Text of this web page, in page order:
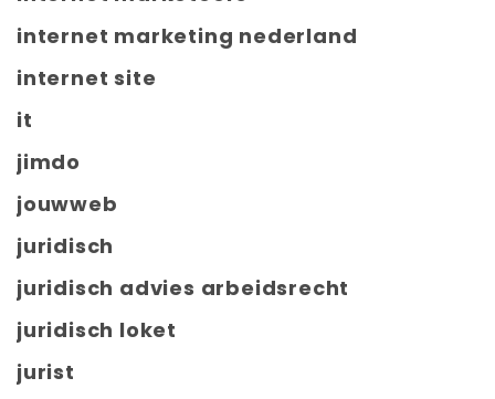
internet marketing nederland
internet site
it
jimdo
jouwweb
juridisch
juridisch advies arbeidsrecht
juridisch loket
jurist